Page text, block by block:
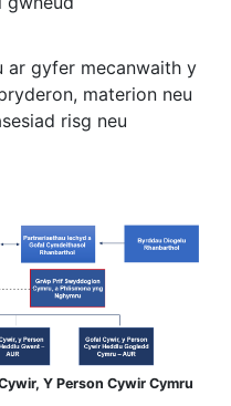
ar gyfer mecanwaith y
materion neu
risg neu
Y Person Cywir Cymru